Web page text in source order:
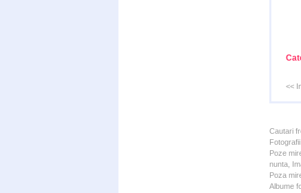
<<
Cautari
Poze
nunta,
Poza
Albume